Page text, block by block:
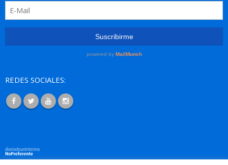
REDES SOCIALES: